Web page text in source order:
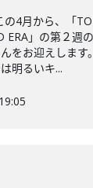
の4月から、「
ERA」の第２週
をお迎えします
明るいキ...